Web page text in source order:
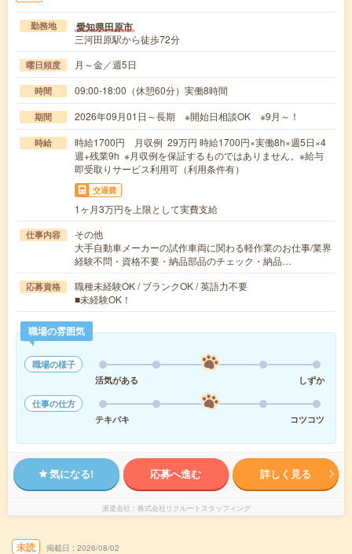
勤務地 愛知県田原市
三河田原駅から徒歩72分
曜日頻度 月～金／週5日
時間 09:00-18:00（休憩60分）実働8時間
期間 2026年09月01日～長期 ※開始日相談OK ※9月～！
時給
時給1700円 月収例 29万円 時給1700円×実働8h×週5日×4
週+残業9h ※月収例を保証するものではありません。※給与
即受取りサービス利用可（利用条件有）
交通費
1ヶ月3万円を上限として実費支給
仕事内容
その他
大手自動車メーカーの試作車両に関わる軽作業のお仕事/業界
経験不問・資格不要・納品部品のチェック・納品…
応募資格
職種未経験OK / ブランクOK / 英語力不要
■未経験OK！
職場の雰囲気
職場の様子
活気がある
しずか
仕事の仕方
テキパキ
コツコツ
気になる! 応募へ進む 詳しく見る
派遣会社 株式会社リクルートスタッフィング
未読 掲載日 2026/08/02